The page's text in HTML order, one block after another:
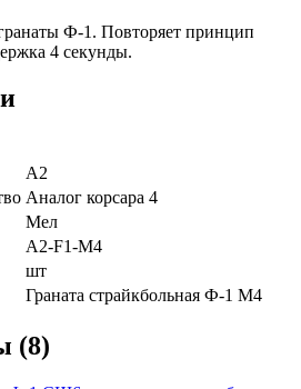
Ф-1. Повторяет принцип
4 секунды.
A2
Аналог корсара 4
Мел
A2-F1-M4
шт
Граната страйкбольная Ф-1 М4
(8)